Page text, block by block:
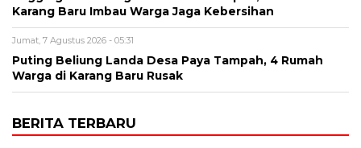
Karang Baru Imbau Warga Jaga Kebersihan
Jumat, 7 Agustus 2026 - 05:31
Puting Beliung Landa Desa Paya Tampah, 4 Rumah
Warga di Karang Baru Rusak
BERITA TERBARU